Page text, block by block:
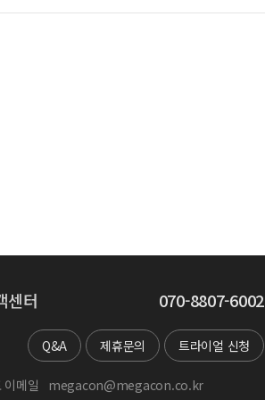
센터 070-8807-6002
Q&A 제휴문의 트라이얼 신청
이메일
megacon@megacon.co.kr